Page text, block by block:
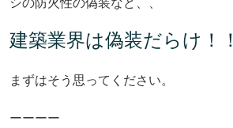
建築業界は偽装だらけ！
まずはそう思ってください。
ーーーー